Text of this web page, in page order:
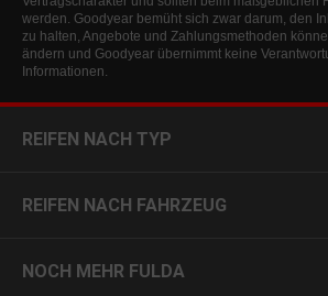
werden. Goodyear bemüht sich zwar darum, den
zu halten, Angebote und Zahlungsmethoden
ändern und Goodyear übernimmt keine
Informationen.
REIFEN NACH TYP
REIFEN NACH FAHRZEUG
NOCH MEHR FULDA